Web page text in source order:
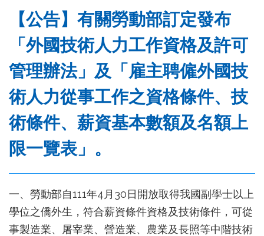
【公告】有關勞動部訂定發布
「外國技術人力工作資格及許可
管理辦法」及「雇主聘僱外國技
術人力從事工作之資格條件、技
術條件、薪資基本數額及名額上
限一覽表」。
一、勞動部自111年4月30日開放取得我國副學士以上
學位之僑外生，符合薪資條件資格及技術條件，可從
事製造業、屠宰業、營造業、農業及長照等中階技術